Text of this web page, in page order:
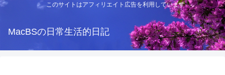
このサイトはアフィリエイト広告を利用しています
MacBSの日常生活的日記